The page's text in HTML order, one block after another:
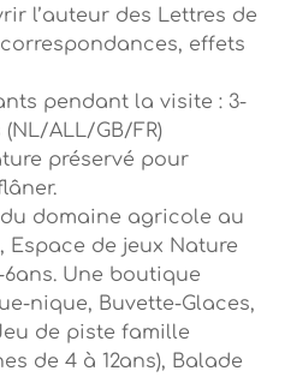
l’auteur des Lettres de
effets
pendant la visite : 3-
ALL/GB/FR)
préservé pour
domaine agricole au
Espace de jeux Nature
6ans. Une boutique
nique, Buvette-Glaces,
de piste famille
de 4 à 12ans), Balade